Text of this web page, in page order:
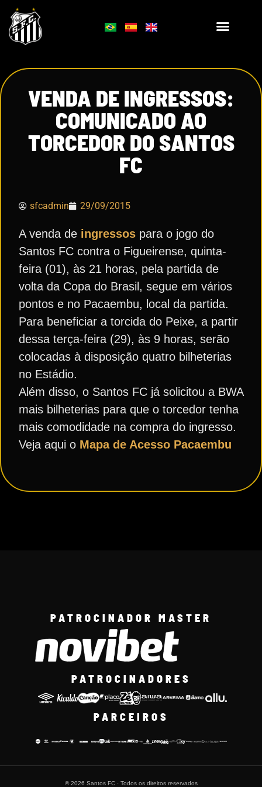
VENDA DE INGRESSOS:
COMUNICADO AO
TORCEDOR DO SANTOS
FC
sfcadmin 29/09/2015
A venda de ingressos para o jogo do
Santos FC contra o Figueirense, quinta-
feira (01), às 21 horas, pela partida de
volta da Copa do Brasil, segue em vários
pontos e no Pacaembu, local da partida.
Para beneficiar a torcida do Peixe, a partir
dessa terça-feira (29), às 9 horas, serão
colocadas à disposição quatro bilheterias
no Estádio.
Além disso, o Santos FC já solicitou a BWA
mais bilheterias para que o torcedor tenha
mais comodidade na compra do ingresso.
Veja aqui o Mapa de Acesso Pacaembu
PATROCINADOR MASTER
PATROCINADORES
PARCEIROS
© 2026 Santos FC · Todos os direitos reservados